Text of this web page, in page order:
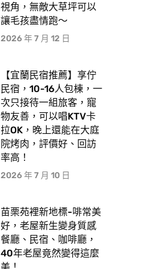
視角，無敵大草坪可以
讓毛孩盡情跑〜
2026 年 7 月 12 日
【宜蘭民宿推薦】享佇
民宿，10-16人包棟，一
次只接待一組旅客，寵
物友善，可以唱KTV卡
拉OK，晚上還能在大庭
院烤肉，評價好、回訪
率高！
2026 年 7 月 10 日
苗栗苑裡新地標-啡常美
好，老屋新生變身質感
餐廳、民宿、咖啡廳，
40年老屋竟然變得這麼